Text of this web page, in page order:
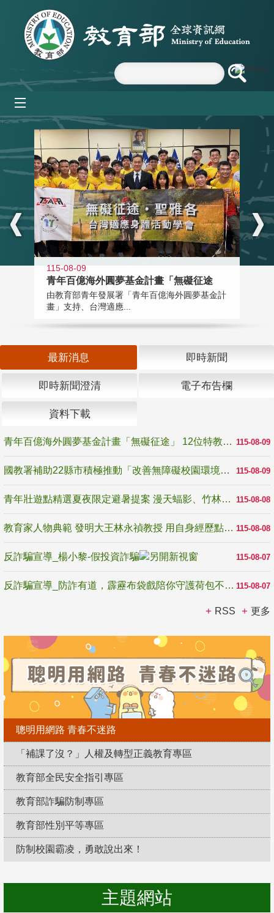
跳到主要內容區塊
:::
115-08-09
青年百億海外圓夢基金計畫「無礙征途
由教育部青年發展署「青年百億海外圓夢基金計
畫」支持、台灣適應...
最新消息 即時新聞
即時新聞澄清 電子布告欄
資料下載
115-08-09
青年百億海外圓夢基金計畫「無礙征途」 12位特教與弱勢青年勇闖西班牙 跨越感官限制見證生命蛻變
115-08-09
國教署補助22縣市積極推動「改善無障礙校園環境計畫」 打造友善、安全、無礙學習空間
115-08-08
青年壯遊點精選夏夜限定避暑提案 漫天蝠影、竹林尋蛙、茶香夜觀 邀青年暮色出發
115-08-08
教育家人物典範 發明大王林永禎教授 用自身經歷點亮學生的路
115-08-07
反詐騙宣導_楊小黎-假投資詐騙
115-08-07
反詐騙宣導_防詐有道，霹靂布袋戲陪你守護荷包不受騙
RSS 更多
聰明用網路 青春不迷路
「補課了沒？」人權及轉型正義教育專區
教育部全民安全指引專區
教育部詐騙防制專區
教育部性別平等專區
防制校園霸凌，勇敢說出來！
主題網站